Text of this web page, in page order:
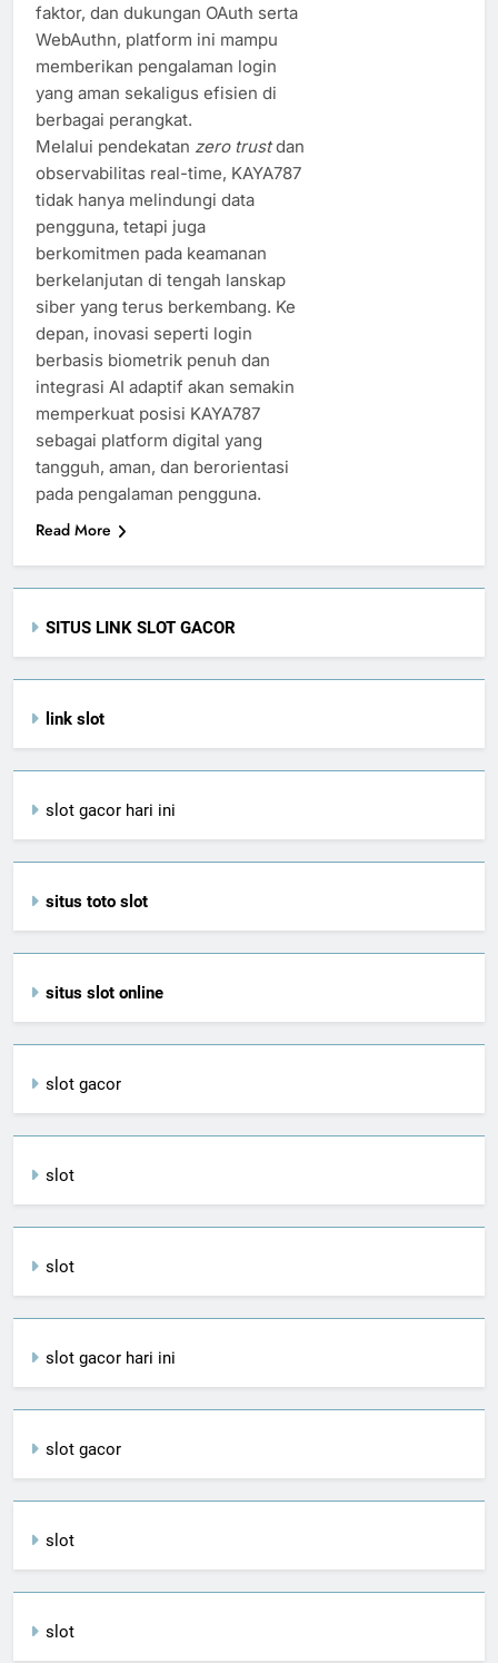
faktor, dan dukungan OAuth serta
WebAuthn, platform ini mampu
memberikan pengalaman login
yang aman sekaligus efisien di
berbagai perangkat.
Melalui pendekatan zero trustdan
observabilitas real-time, KAYA787
tidak hanya melindungi data
pengguna, tetapi juga
berkomitmen pada keamanan
berkelanjutan di tengah lanskap
siber yang terus berkembang. Ke
depan, inovasi seperti login
berbasis biometrik penuh dan
integrasi AI adaptif akan semakin
memperkuat posisi KAYA787
sebagai platform digital yang
tangguh, aman, dan berorientasi
pada pengalaman pengguna.
Read More
SITUS LINK SLOT GACOR
link slot
slot gacor hari ini
situs toto slot
situs slot online
slot gacor
slot
slot
slot gacor hari ini
slot gacor
slot
slot